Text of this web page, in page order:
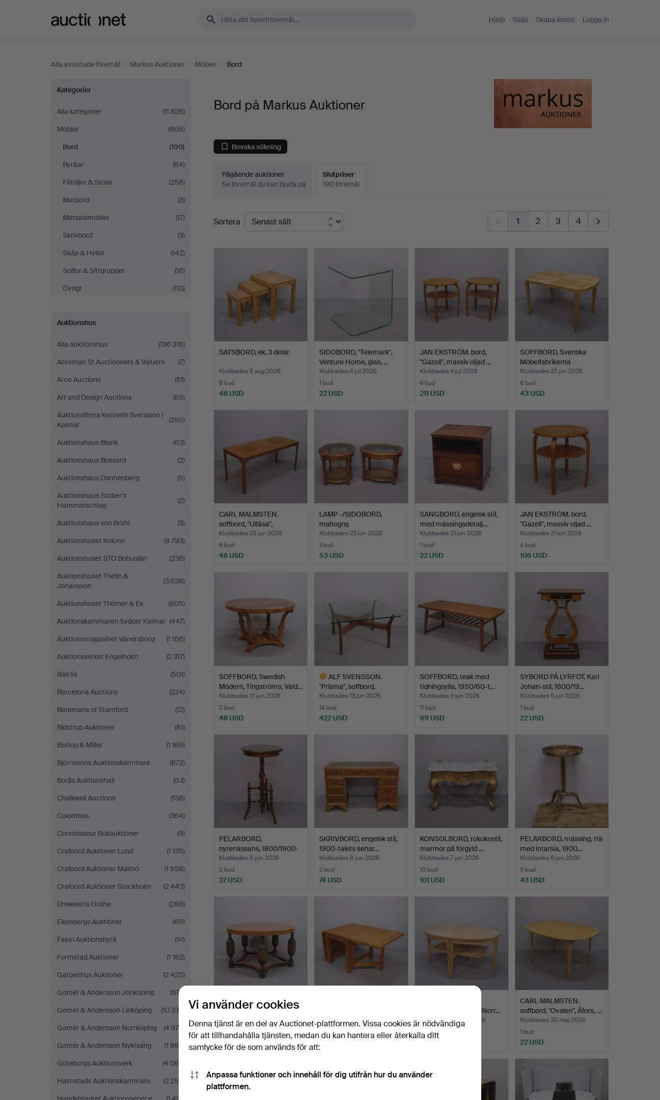
Hjälp Sälja Skapa konto Logga in
Alla avslutade föremål / Markus Auktioner / Möbler / Bord
Bord
på
Markus
Auktioner
Kategorier
Alla kategorier
(11 828)
Möbler
(805)
Bord
(190)
Byråar
(64)
Fåtöljer & Stolar
(258)
Matbord
(3)
Matsalsmöbler
(17)
Skrivbord
(3)
Skåp & Hyllor
(142)
Soffor & Sittgrupper
(18)
Övrigt
(110)
Auktionshus
Alla auktionshus
(136 316)
Acreman St Auctioneers & Valuers
(7)
Arce Auctions
(51)
Art and Design Auctions
(85)
Auktionsfirma Kenneth Svensson i
Kalmar
(295)
Auktionshaus Blank
(63)
Auktionshaus Bossard
(2)
Auktionshaus Dannenberg
(5)
Auktionshaus Stuber's
Hammerschlag
(2)
Auktionshaus von Brühl
(3)
Auktionshuset Kolonn
(9 793)
Auktionshuset STO Bohuslän
(236)
Auktionshuset Thelin &
Johansson
(3 626)
Auktionshuset Thörner & Ek
(605)
Auktionskammaren Sydost Kalmar (447)
Auktionsmagasinet Vänersborg
(1 166)
Auktionsverket Engelholm
(2 317)
Balclis
(501)
Barcelona Auctions
(224)
Batemans of Stamford
(12)
Bidstrup Auktioner
(81)
Bishop & Miller
(1 169)
Björnssons Auktionskammare
(672)
Borås Auktionshall
(53)
Chalkwell Auctions
(138)
Colombos
(364)
Connoisseur Bokauktioner
(9)
Crafoord Auktioner Lund
(1 135)
Crafoord Auktioner Malmö
(1 958)
Crafoord Auktioner Stockholm
(2 443)
Dreweatts Online
(286)
Ekenbergs Auktioner
(69)
Falun Auktionsbyrå
(91)
Formstad Auktioner
(1 182)
Garpenhus Auktioner
(2 425)
Gomér & Andersson Jönköping
(577)
Gomér & Andersson Linköping
(10 339)
Gomér & Andersson Norrköping
(4 978)
Gomér & Andersson Nyköping
(1 980)
Göteborgs Auktionsverk
(4 068)
Halmstads Auktionskammare
(2 256)
Bord på Markus Auktioner
Bevaka sökning
Pågående auktioner
Se föremål du kan bjuda på
Slutpriser
190 föremål
Slutpriser
Sortera 1 2 3 4
SATSBORD, ek, 3 delar.
Klubbades 5 aug 2026
6 bud
48 USD
SIDOBORD, "Telemark",
Venture Home, glas, …
Klubbades 4 jul 2026
1 bud
22 USD
JAN EKSTRÖM. bord,
"Gazell", massiv oljad …
Klubbades 4 jul 2026
6 bud
211 USD
SOFFBORD, Svenska
Möbelfabrikerna
Bodafors…
Klubbades 27 jun 2026
6 bud
43 USD
CARL MALMSTEN.
soffbord, "Ulfåsa",
Bodafor…
Klubbades 25 jun 2026
6 bud
48 USD
LAMP -/SIDOBORD,
mahogny,
mässingsdetaljer…
Klubbades 23 jun 2026
1 bud
53 USD
SÄNGBORD, engelsk stil,
med mässingsdetalj…
Klubbades 21 jun 2026
1 bud
22 USD
JAN EKSTRÖM. bord,
"Gazell", massiv oljad …
Klubbades 21 jun 2026
4 bud
106 USD
SOFFBORD, Swedish
Modern, Tingströms, Vald…
Klubbades 21 jun 2026
2 bud
48 USD
ALF SVENSSON.
"Prisma", soffbord,
jakaran…
Klubbades 13 jun 2026
14 bud
422 USD
SOFFBORD, teak med
tidningsylla, 1950/60-t…
Klubbades 9 jun 2026
11 bud
69 USD
SYBORD PÅ LYRFOT, Karl
Johan-stil, 1800/19…
Klubbades 9 jun 2026
1 bud
22 USD
PELARBORD,
nyrenässans, 1800/1900-
tal.
Klubbades 8 jun 2026
2 bud
27 USD
SKRIVBORD, engelsk stil,
1900-talets senar…
Klubbades 8 jun 2026
2 bud
74 USD
KONSOLBORD, rokokostil,
marmor på förgyld …
Klubbades 7 jun 2026
10 bud
101 USD
PELARBORD, mässing, trä
med intarsia, 1900…
Klubbades 6 jun 2026
5 bud
43 USD
SOFFBORD, Art Deco,
1930/40-tal.
Klubbades 5 jun 2026
14 bud
127 USD
Klubbades 1 jun 2026
12 bud
soffbord, "Soffbord", Norr…
Klubbades 30 maj 2026
18 bud
CARL MALMSTEN.
soffbord, "Ovalen", Åfors, …
Klubbades 30 maj 2026
1 bud
22 USD
Vi använder cookies
Denna tjänst är en del av Auctionet-plattformen. Vissa cookies är nödvändiga
för att tillhandahålla tjänsten, medan du kan hantera eller återkalla ditt
samtycke för de som används för att:
Anpassa funktioner och innehåll för dig utifrån hur du använder
plattformen.